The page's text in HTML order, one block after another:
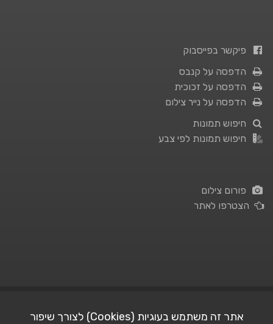
פיקשר בפייסבוק
הדפסה על קנבס
הדפסה על זכוכית
הדפסה על נייר צילום
חיפוש תמונות
חיפוש תמונות לפי צבע
פורום צילום
הצטרפו לאתר
אתר זה משתמש בעוגיות (Cookies) לצורך שיפור